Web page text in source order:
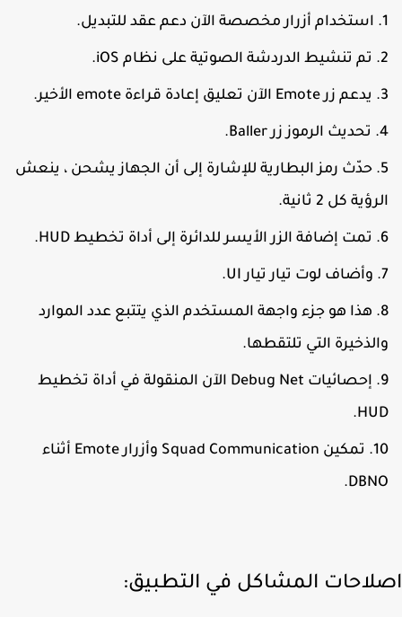
استخدام أزرار مخصصة الآن دعم عقد للتبديل.
تم تنشيط الدردشة الصوتية على نظام iOS.
يدعم زر Emote الآن تعليق إعادة قراءة emote الأخير.
تحديث الرموز زر Baller.
حدّث رمز البطارية للإشارة إلى أن الجهاز يشحن ، ينعش
كل 2 ثانية.
تمت إضافة الزر الأيسر للدائرة إلى أداة تخطيط HUD.
وأضاف لوت تيار تيار UI.
هذا هو جزء واجهة المستخدم الذي يتتبع عدد الموارد
التي تلتقطها.
إحصائيات Debug Net الآن المنقولة في أداة تخطيط
تمكين Squad Communication وأزرار Emote أثناء
المشاكل في التطبيق: